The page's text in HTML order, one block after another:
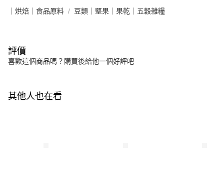
｜烘焙｜食品原料 豆類｜堅果｜果乾｜五穀雜糧
評價
喜歡這個商品嗎？購買後給他一個好評吧
其他人也在看